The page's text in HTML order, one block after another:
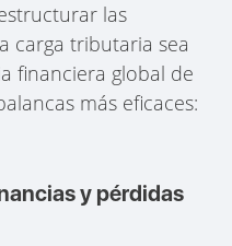
las
carga tributaria sea
financiera global de
más eficaces:
y pérdidas